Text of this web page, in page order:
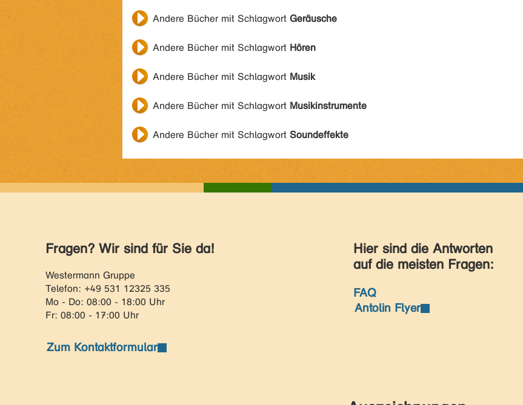
Andere Bücher mit Schlagwort Geräusche
Andere Bücher mit Schlagwort Hören
Andere Bücher mit Schlagwort Musik
Andere Bücher mit Schlagwort Musikinstrumente
Andere Bücher mit Schlagwort Soundeffekte